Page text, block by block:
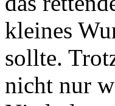
kleines
sollte.
nicht nur